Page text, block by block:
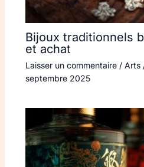
Bijoux traditionnels
et achat
Laisser un commentaire / Arts
septembre 2025